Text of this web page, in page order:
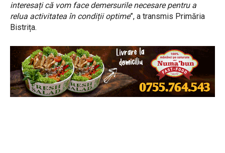
interesați că vom face demersurile necesare pentru a
relua activitatea în condiții optime”, a transmis Primăria
Bistrița.